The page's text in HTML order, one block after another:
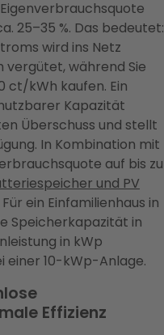
25–35 %. Das bedeutet:
wird ins Netz
während Sie
ct/kWh kaufen. Ein
Kapazität
Überschuss und stellt
In Kombination mit
auf bis zu
und PV
ein Einfamilienhaus in
Speicherkapazität in
in kWp
einer 10-kWp-Anlage.
Effizienz